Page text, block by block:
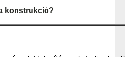
konstrukció?